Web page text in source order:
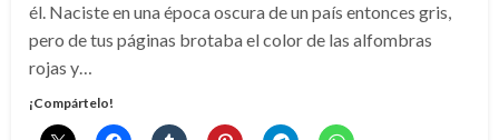
él. Naciste en una época oscura de un país entonces gris,
pero de tus páginas brotaba el color de las alfombras
rojas y…
¡Compártelo!